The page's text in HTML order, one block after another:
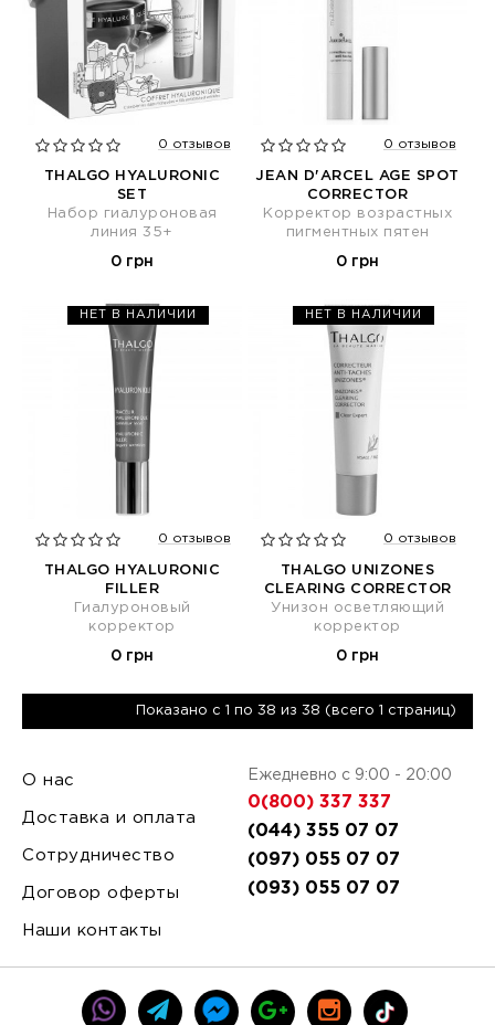
0 отзывов
THALGO HYALURONIC
SET
Набор гиалуроновая
линия 35+
0 грн
0 отзывов
JEAN D'ARCEL AGE SPOT
CORRECTOR
Корректор возрастных
пигментных пятен
0 грн
НЕТ В НАЛИЧИИ
0 отзывов
THALGO HYALURONIC
FILLER
Гиалуроновый
корректор
0 грн
НЕТ В НАЛИЧИИ
0 отзывов
THALGO UNIZONES
CLEARING CORRECTOR
Унизон осветляющий
корректор
0 грн
Показано с 1 по 38 из 38 (всего 1 страниц)
О нас
Доставка и оплата
Сотрудничество
Договор оферты
Наши контакты
Ежедневно с 9:00 - 20:00
0(800) 337 337
(044) 355 07 07
(097) 055 07 07
(093) 055 07 07